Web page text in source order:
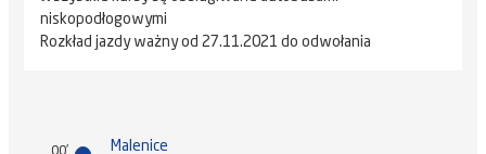
niskopodłogowymi
Rozkład jazdy ważny od 27.11.2021 do odwołania
Malenice